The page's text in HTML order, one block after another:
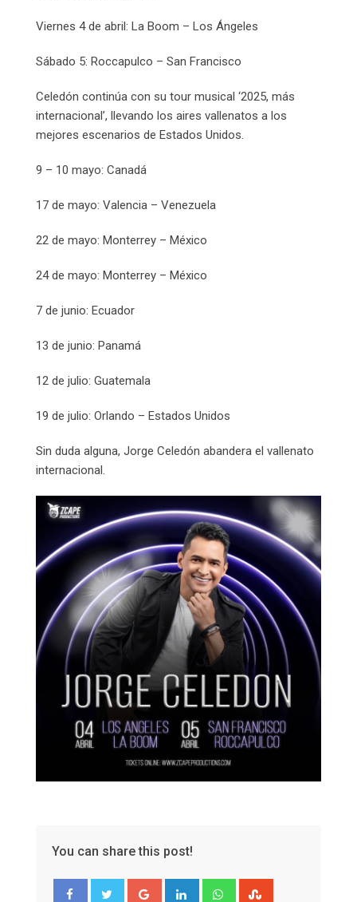
Viernes 4 de abril: La Boom – Los Ángeles
Sábado 5: Roccapulco – San Francisco
Celedón continúa con su tour musical ‘2025, más
internacional’, llevando los aires vallenatos a los
mejores escenarios de Estados Unidos.
9 – 10 mayo: Canadá
17 de mayo: Valencia – Venezuela
22 de mayo: Monterrey – México
24 de mayo: Monterrey – México
7 de junio: Ecuador
13 de junio: Panamá
12 de julio: Guatemala
19 de julio: Orlando – Estados Unidos
Sin duda alguna, Jorge Celedón abandera el vallenato
internacional.
You can share this post!
Google+ LinkedIn Whatsapp